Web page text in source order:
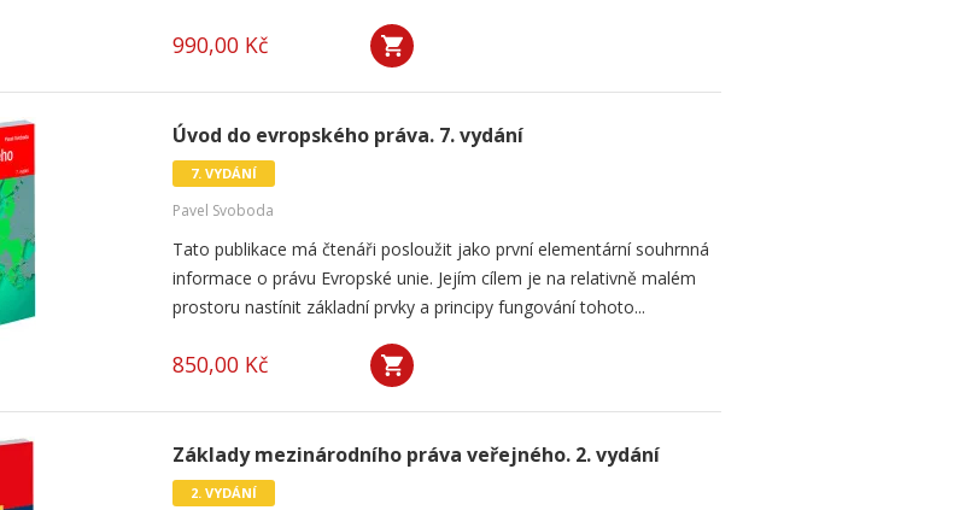
990,00 Kč
Úvod do evropského práva. 7. vydání
7. VYDÁNÍ
Pavel Svoboda
Tato publikace má čtenáři posloužit jako první elementární souhrnná
informace o právu Evropské unie. Jejím cílem je na relativně malém
prostoru nastínit základní prvky a principy fungování tohoto...
850,00 Kč
Základy mezinárodního práva veřejného. 2. vydání
2. VYDÁNÍ